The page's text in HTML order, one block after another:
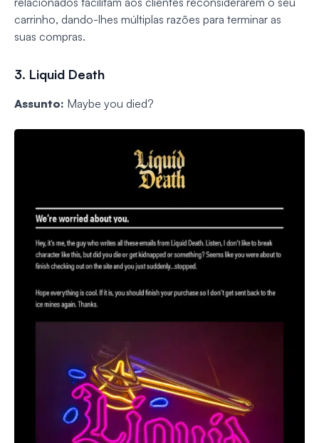
carrinho, dando-lhes múltiplas razões para terminar as
suas compras.
3. Liquid Death
Assunto: Maybe you died?